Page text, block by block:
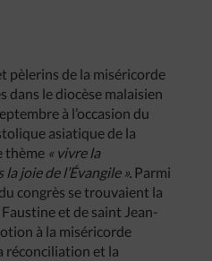
pèlerins de la miséricorde
dans le diocèse malaisien
à l’occasion du
asiatique de la
thème « vivre la
joie de l’Évangile ». Parmi
congrès se trouvaient la
et de saint Jean-
à la miséricorde
réconciliation et la